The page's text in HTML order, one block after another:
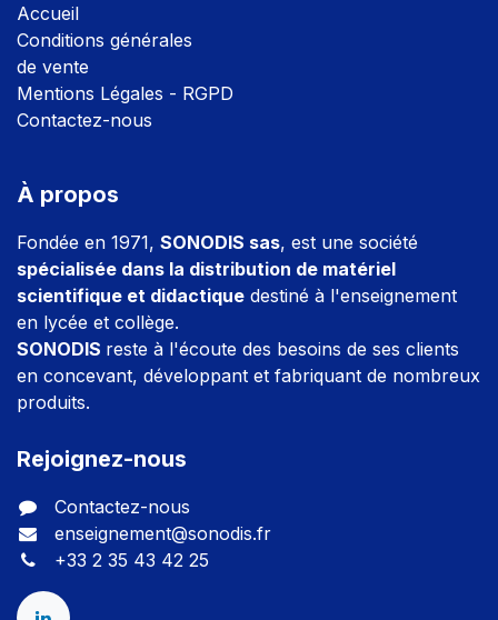
Accueil
Conditions générales
de vente
Mentions Légales - RGPD
Contactez-nous
À propos
Fondée en 1971, SONODIS sas, est une société
spécialisée dans la distribution de matériel
scientifique et didactique destiné à l'enseignement
en lycée et collège.
SONODIS reste à l'écoute des besoins de ses clients
en concevant, développant et fabriquant de nombreux
produits.
Rejoignez-nous
Contactez-nous
enseignement@sonodis.fr
+33 2 35 43 42 25